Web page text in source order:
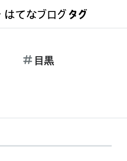
目黒